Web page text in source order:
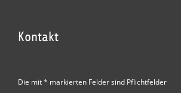
Kontakt
Die mit * markierten Felder sind Pflichtfelder